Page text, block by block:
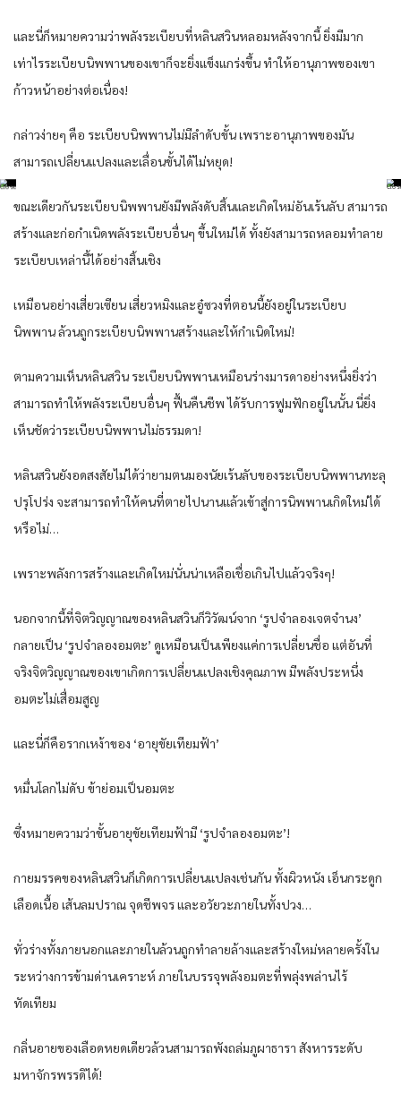
และนี่ก็หมายความว่าพลังระเบียบที่หลินสวินหลอมหลังจากนี้ ยิ่งมีมาก
เท่าไรระเบียบนิพพานของเขาก็จะยิ่งแข็งแกร่งขึ้น ทำให้อานุภาพของเขา
ก้าวหน้าอย่างต่อเนื่อง!
กล่าวง่ายๆ คือ ระเบียบนิพพานไม่มีลำดับขั้น เพราะอานุภาพของมัน
สามารถเปลี่ยนแปลงและเลื่อนขั้นได้ไม่หยุด!
ขณะเดียวกันระเบียบนิพพานยังมีพลังดับสิ้นและเกิดใหม่อันเร้นลับ สามารถ
สร้างและก่อกำเนิดพลังระเบียบอื่นๆ ขึ้นใหม่ได้ ทั้งยังสามารถหลอมทำลาย
ระเบียบเหล่านี้ได้อย่างสิ้นเชิง
เหมือนอย่างเสี่ยวเซียน เสี่ยวหมิงและอู๋ซวงที่ตอนนี้ยังอยู่ในระเบียบ
นิพพาน ล้วนถูกระเบียบนิพพานสร้างและให้กำเนิดใหม่!
ตามความเห็นหลินสวิน ระเบียบนิพพานเหมือนร่างมารดาอย่างหนึ่งยิ่งว่า
สามารถทำให้พลังระเบียบอื่นๆ ฟื้นคืนชีพ ได้รับการฟูมฟักอยู่ในนั้น นี่ยิ่ง
เห็นชัดว่าระเบียบนิพพานไม่ธรรมดา!
หลินสวินยังอดสงสัยไม่ได้ว่ายามตนมองนัยเร้นลับของระเบียบนิพพานทะลุ
ปรุโปร่ง จะสามารถทำให้คนที่ตายไปนานแล้วเข้าสู่การนิพพานเกิดใหม่ได้
หรือไม่…
เพราะพลังการสร้างและเกิดใหม่นั่นน่าเหลือเชื่อเกินไปแล้วจริงๆ!
นอกจากนี้ที่จิตวิญญาณของหลินสวินก็วิวัฒน์จาก ‘รูปจำลองเจตจำนง’
กลายเป็น ‘รูปจำลองอมตะ’ ดูเหมือนเป็นเพียงแค่การเปลี่ยนชื่อ แต่อันที่
จริงจิตวิญญาณของเขาเกิดการเปลี่ยนแปลงเชิงคุณภาพ มีพลังประหนึ่ง
อมตะไม่เสื่อมสูญ
และนี่ก็คือรากเหง้าของ ‘อายุขัยเทียมฟ้า’
หมื่นโลกไม่ดับ ข้าย่อมเป็นอมตะ
ซึ่งหมายความว่าขั้นอายุขัยเทียมฟ้ามี ‘รูปจำลองอมตะ’!
กายมรรคของหลินสวินก็เกิดการเปลี่ยนแปลงเช่นกัน ทั้งผิวหนัง เอ็นกระดูก
เลือดเนื้อ เส้นลมปราณ จุดชีพจร และอวัยวะภายในทั้งปวง…
ทั่วร่างทั้งภายนอกและภายในล้วนถูกทำลายล้างและสร้างใหม่หลายครั้งใน
ระหว่างการข้ามด่านเคราะห์ ภายในบรรจุพลังอมตะที่พลุ่งพล่านไร้
ทัดเทียม
กลิ่นอายของเลือดหยดเดียวล้วนสามารถพังถล่มภูผาธารา สังหารระดับ
มหาจักรพรรดิได้!